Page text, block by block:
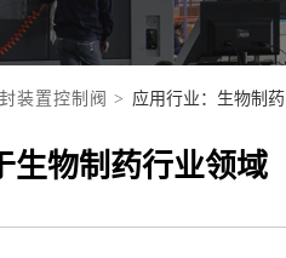
装置控制阀 > 应用行业：生物制药
生物制药行业领域